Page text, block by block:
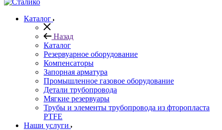
Каталог
Назад
Каталог
Резервуарное оборудование
Компенсаторы
Запорная арматура
Промышленное газовое оборудование
Детали трубопровода
Мягкие резервуары
Трубы и элементы трубопровода из фторопласта
PTFE
Наши услуги